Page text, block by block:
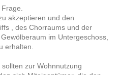
akzeptieren und den
, des Chorraums und der
im Untergeschoss,
erhalten.
zur Wohnnutzung